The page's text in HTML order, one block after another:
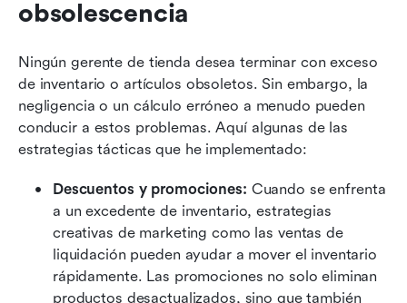
obsolescencia
Ningún gerente de tienda desea terminar con exceso
de inventario o artículos obsoletos. Sin embargo, la
negligencia o un cálculo erróneo a menudo pueden
conducir a estos problemas. Aquí algunas de las
estrategias tácticas que he implementado:
Descuentos y promociones: Cuando se enfrenta
a un excedente de inventario, estrategias
creativas de marketing como las ventas de
liquidación pueden ayudar a mover el inventario
rápidamente. Las promociones no solo eliminan
productos desactualizados, sino que también